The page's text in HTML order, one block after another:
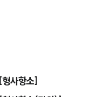
[형사항소]